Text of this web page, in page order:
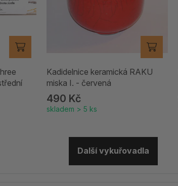
Kadidelnice keramická RAKU
miska I. - červená
490 Kč
skladem > 5 ks
Další vykuřovadla